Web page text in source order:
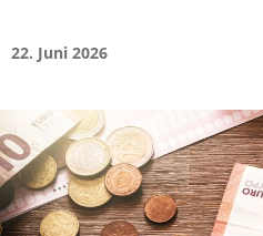
22. Juni 2026